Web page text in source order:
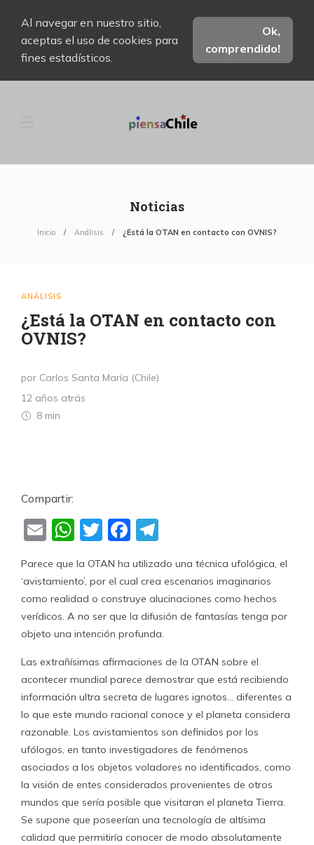
Al navegar en nuestro sitio,
aceptas el uso de cookies para
fines estadísticos.
Ok,
comprendido!
Noticias
Inicio Análisis ¿Está la OTAN en contacto con OVNIS?
ANÁLISIS
¿Está la OTAN en contacto con
OVNIS?
por Carlos Santa María (Chile)
12 años atrás
8 min
Compartir:
EmailWhatsApp
TwitterFacebook
Parece que la OTAN ha utilizado una técnica ufológica, el
‘avistamiento’, por el cual crea escenarios imaginarios
como realidad o construye alucinaciones como hechos
verídicos. A no ser que la difusión de fantasías tenga por
objeto una intención profunda.
Las extrañísimas afirmaciones de la OTAN sobre el
acontecer mundial parece demostrar que está recibiendo
información ultra secreta de lugares ignotos… diferentes a
lo que este mundo racional conoce y el planeta considera
razonable. Los avistamientos son definidos por los
ufólogos, en tanto investigadores de fenómenos
asociados a los objetos voladores no identificados, como
la visión de entes considerados provenientes de otros
mundos que sería posible que visitaran el planeta Tierra.
Se supone que poseerían una tecnología de altísima
calidad que permitiría conocer de modo absolutamente